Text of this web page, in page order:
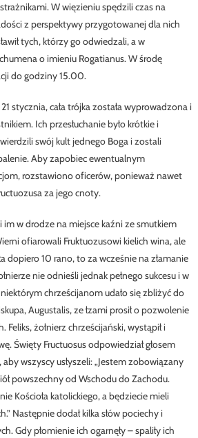
W więzieniu spędzili czas na
z perspektywy przygotowanej dla nich
tych, którzy go odwiedzali, a w
o imieniu Rogatianus. W środę
do godziny 15.00.
stycznia, cała trójka została wyprowadzona i
Ich przesłuchanie było krótkie i
swój kult jednego Boga i zostali
Aby zapobiec ewentualnym
rozstawiono oficerów, ponieważ nawet
za jego cnoty.
w drodze na miejsce kaźni ze smutkiem
ofiarowali Fruktuozusowi kielich wina, ale
dopiero 10 rano, to za wcześnie na złamanie
nie odnieśli jednak pełnego sukcesu i w
chrześcijanom udało się zbliżyć do
Augustalis, ze łzami prosił o pozwolenie
żołnierz chrześcijański, wystąpił i
Święty Fructuosus odpowiedział głosem
wszyscy usłyszeli: „Jestem zobowiązany
powszechny od Wschodu do Zachodu.
Kościoła katolickiego, a będziecie mieli
Następnie dodał kilka słów pociechy i
Gdy płomienie ich ogarnęły – spaliły ich